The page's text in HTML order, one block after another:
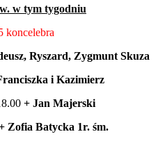
w tym tygodniu
koncelebra
Ryszard, Zygmunt Skuza
i Kazimierz
+ Jan Majerski
Zofia Batycka 1r. śm.